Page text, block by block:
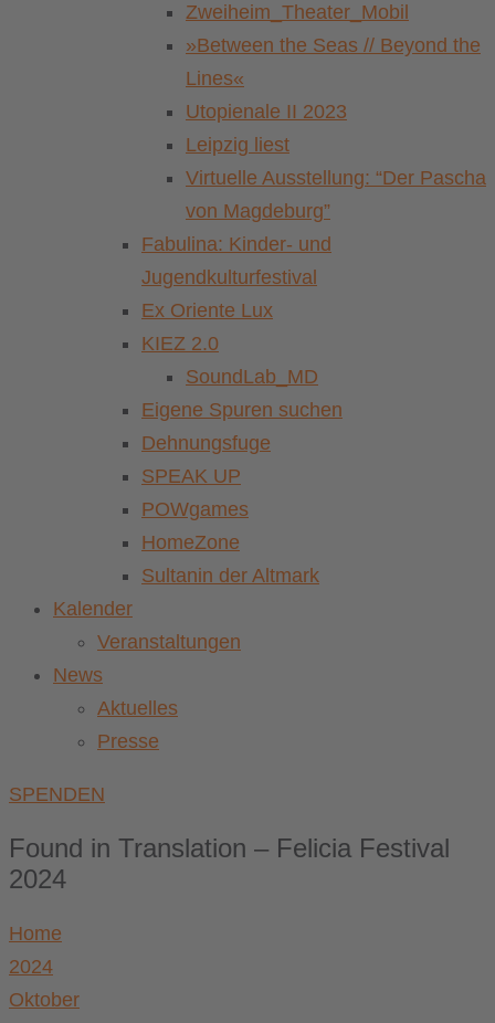
Zweiheim_Theater_Mobil
»Between the Seas // Beyond the
Lines«
Utopienale II 2023
Leipzig liest
Virtuelle Ausstellung: “Der Pascha
von Magdeburg”
Fabulina: Kinder- und
Jugendkulturfestival
Ex Oriente Lux
KIEZ 2.0
SoundLab_MD
Eigene Spuren suchen
Dehnungsfuge
SPEAK UP
POWgames
HomeZone
Sultanin der Altmark
Kalender
Veranstaltungen
News
Aktuelles
Presse
SPENDEN
Found in Translation – Felicia Festival
2024
Home
2024
Oktober